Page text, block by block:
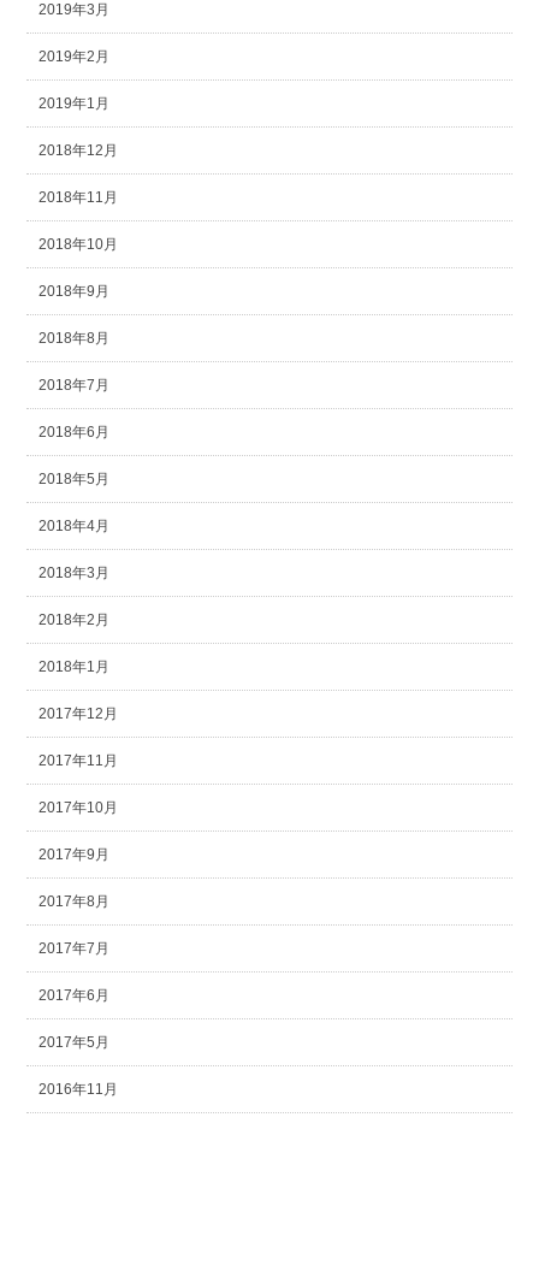
2019年3月
2019年2月
2019年1月
2018年12月
2018年11月
2018年10月
2018年9月
2018年8月
2018年7月
2018年6月
2018年5月
2018年4月
2018年3月
2018年2月
2018年1月
2017年12月
2017年11月
2017年10月
2017年9月
2017年8月
2017年7月
2017年6月
2017年5月
2016年11月